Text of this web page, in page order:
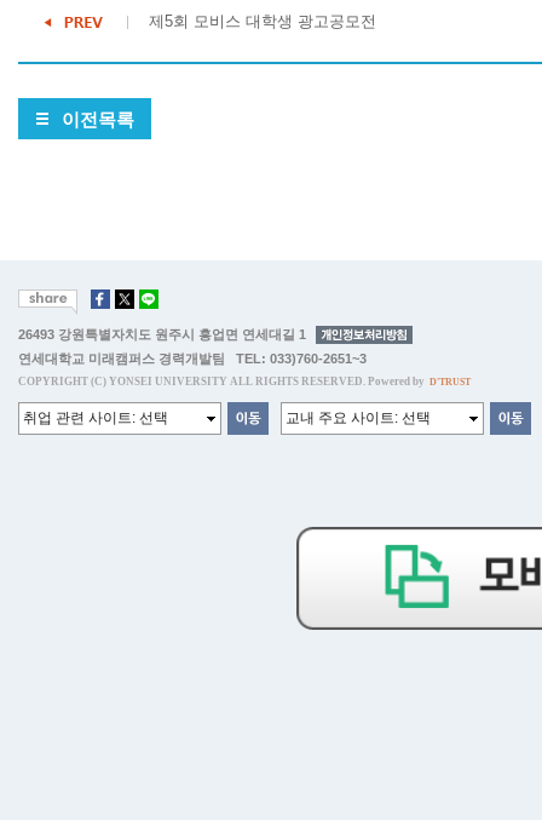
제5회 모비스 대학생 광고공모전
이전목록
26493 강원특별자치도 원주시 흥업면 연세대길 1
연세대학교 미래캠퍼스 경력개발팀 TEL: 033)760-2651~3
COPYRIGHT (C) YONSEI UNIVERSITY ALL RIGHTS RESERVED. Powered by D'TRUST